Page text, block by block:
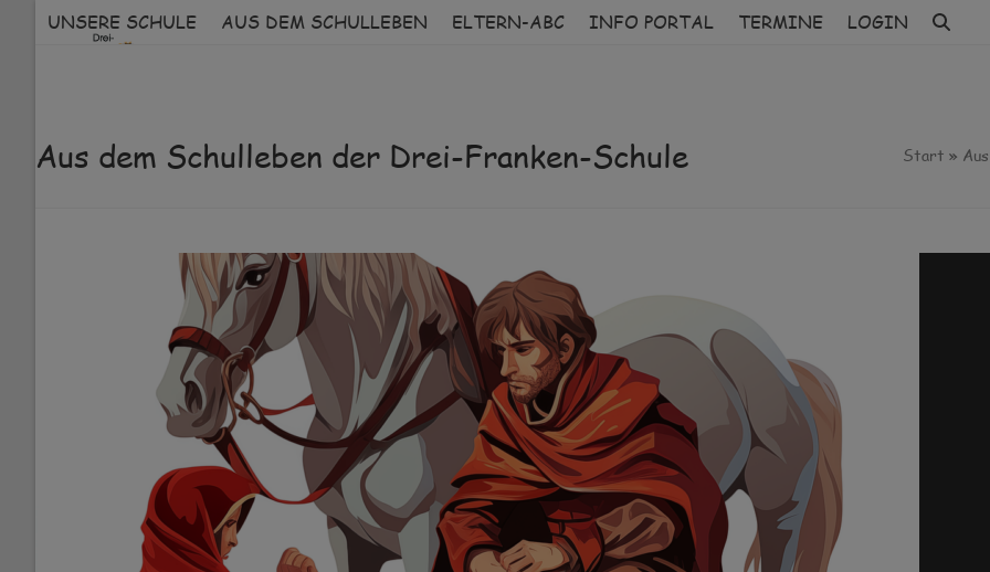
UNSERE SCHULE AUS DEM SCHULLEBEN ELTERN-ABC INFO PORTAL TERMINE LOGIN
Aus dem Schulleben der Drei-Franken-Schule Start »